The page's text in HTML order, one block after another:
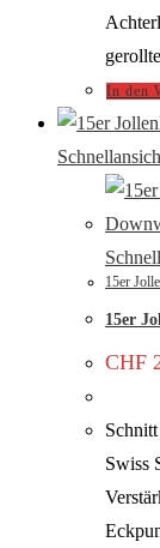
In den
15er
15er
CHF
Swiss